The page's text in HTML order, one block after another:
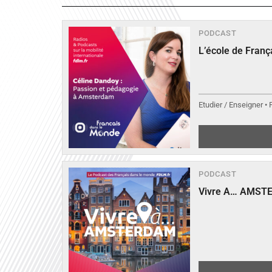
PODCAST
L’école de
Etudier / Enseigner •
PODCAST
Vivre A…